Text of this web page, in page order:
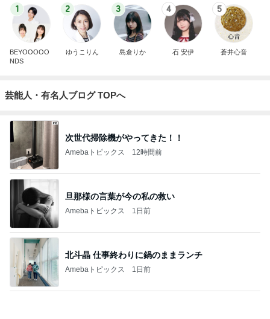
1
BEYOOOOO
NDS
2
ゆうこりん
3
島倉りか
4
石 安伊
5
蒼井心音
芸能人・有名人ブログ TOPへ
次世代掃除機がやってきた！！
Amebaトピックス 12時間前
旦那様の言葉が今の私の救い
Amebaトピックス 1日前
北斗晶 仕事終わりに鍋のままランチ
Amebaトピックス 1日前